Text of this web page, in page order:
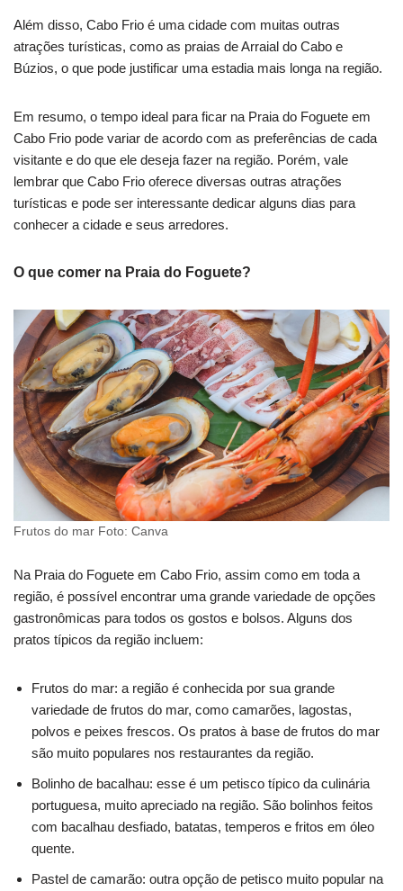
Além disso, Cabo Frio é uma cidade com muitas outras
atrações turísticas, como as praias de Arraial do Cabo e
Búzios, o que pode justificar uma estadia mais longa na região.
Em resumo, o tempo ideal para ficar na Praia do Foguete em
Cabo Frio pode variar de acordo com as preferências de cada
visitante e do que ele deseja fazer na região. Porém, vale
lembrar que Cabo Frio oferece diversas outras atrações
turísticas e pode ser interessante dedicar alguns dias para
conhecer a cidade e seus arredores.
O que comer na Praia do Foguete?
Frutos do mar Foto: Canva
Na Praia do Foguete em Cabo Frio, assim como em toda a
região, é possível encontrar uma grande variedade de opções
gastronômicas para todos os gostos e bolsos. Alguns dos
pratos típicos da região incluem:
Frutos do mar: a região é conhecida por sua grande
variedade de frutos do mar, como camarões, lagostas,
polvos e peixes frescos. Os pratos à base de frutos do mar
são muito populares nos restaurantes da região.
Bolinho de bacalhau: esse é um petisco típico da culinária
portuguesa, muito apreciado na região. São bolinhos feitos
com bacalhau desfiado, batatas, temperos e fritos em óleo
quente.
Pastel de camarão: outra opção de petisco muito popular na